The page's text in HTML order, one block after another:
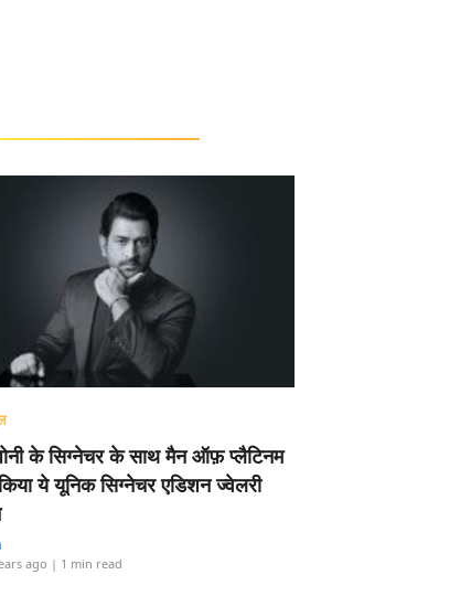
के सिग्नेचर के साथ मैन ऑफ़ प्लैटिनम
ये यूनिक सिग्नेचर एडिशन ज्वेलरी
ago | 1 min read